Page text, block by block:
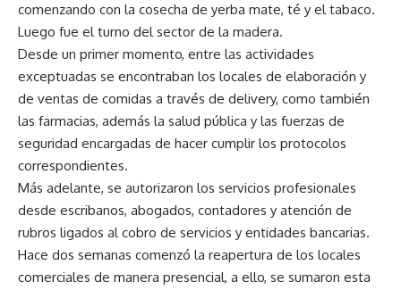
comenzando con la cosecha de yerba mate, té y el tabaco.
Luego fue el turno del sector de la madera.
Desde un primer momento, entre las actividades
exceptuadas se encontraban los locales de elaboración y
de ventas de comidas a través de delivery, como también
las farmacias, además la salud pública y las fuerzas de
seguridad encargadas de hacer cumplir los protocolos
correspondientes.
Más adelante, se autorizaron los servicios profesionales
desde escribanos, abogados, contadores y atención de
rubros ligados al cobro de servicios y entidades bancarias.
Hace dos semanas comenzó la reapertura de los locales
comerciales de manera presencial, a ello, se sumaron esta